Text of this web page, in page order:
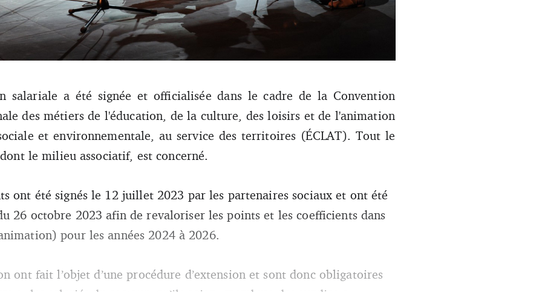
2024. D’autres augmentations sont prévues en 2025 et 2026. On fait le point.
salariale a été signée et officialisée dans le cadre de la Convention
des métiers de l'éducation, de la culture, des loisirs et de l'animation
et environnementale, au service des territoires (ÉCLAT). Tout le
le milieu associatif, est concerné.
ont été signés le 12 juillet 2023 par les partenaires sociaux et ont été
26 octobre 2023 afin de revaloriser les points et les coefficients dans
pour les années 2024 à 2026.
ont fait l’objet d’une procédure d’extension et sont donc obligatoires